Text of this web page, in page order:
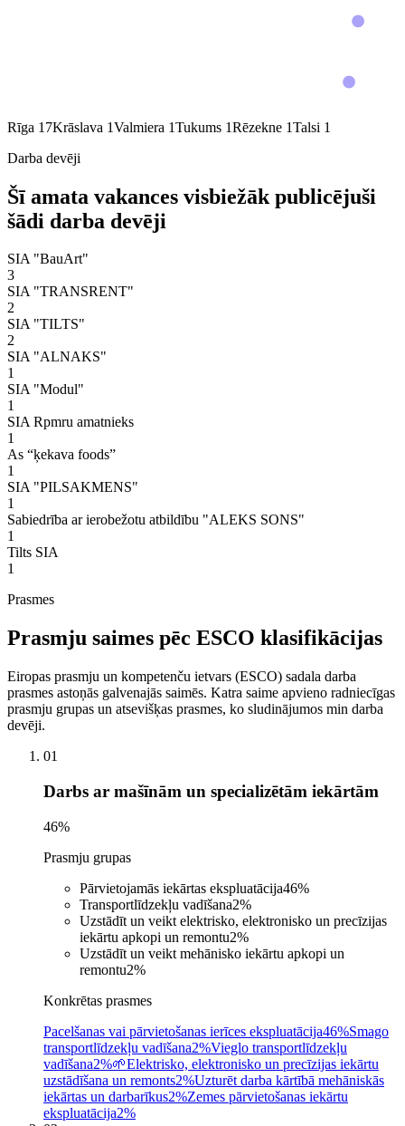
Rīga 17Krāslava 1Valmiera 1Tukums 1Rēzekne 1Talsi 1
Darba devēji
Šī amata vakances visbiežāk publicējuši
šādi darba devēji
SIA "BauArt"
3
SIA "TRANSRENT"
2
SIA "TILTS"
2
SIA "ALNAKS"
1
SIA "Modul"
1
SIA Rpmru amatnieks
1
As “ķekava foods”
1
SIA "PILSAKMENS"
1
Sabiedrība ar ierobežotu atbildību "ALEKS SONS"
1
Tilts SIA
1
Prasmes
Prasmju saimes pēc ESCO klasifikācijas
Eiropas prasmju un kompetenču ietvars (ESCO) sadala darba
prasmes astoņās galvenajās saimēs. Katra saime apvieno radniecīgas
prasmju grupas un atsevišķas prasmes, ko sludinājumos min darba
devēji.
01
Darbs ar mašīnām un specializētām iekārtām
46%
Prasmju grupas
Pārvietojamās iekārtas ekspluatācija46%
Transportlīdzekļu vadīšana2%
Uzstādīt un veikt elektrisko, elektronisko un precīzijas
iekārtu apkopi un remontu2%
Uzstādīt un veikt mehānisko iekārtu apkopi un
remontu2%
Konkrētas prasmes
Pacelšanas vai pārvietošanas ierīces ekspluatācija46%Smago
transportlīdzekļu vadīšana2%Vieglo transportlīdzekļu
vadīšana2%🌱Elektrisko, elektronisko un precīzijas iekārtu
uzstādīšana un remonts2%Uzturēt darba kārtībā mehāniskās
iekārtas un darbarīkus2%Zemes pārvietošanas iekārtu
ekspluatācija2%